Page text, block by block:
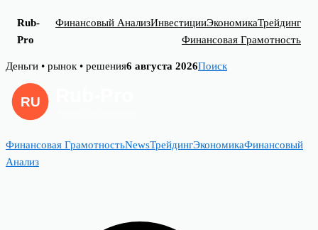
Rub-
Pro
Финансовый АнализИнвестицииЭкономикаТрейдинг
Финансовая Грамотность
Skip
content
Деньги • рынок • решения6 августа 2026Поиск
Финансовая ГрамотностьNewsТрейдингЭкономикаФинансовый
Анализ